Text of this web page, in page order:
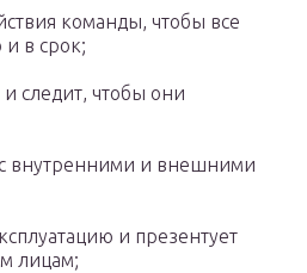
команды, чтобы все
и в срок;
следит, чтобы они
с внутренними и внешними
и презентует
лицам;